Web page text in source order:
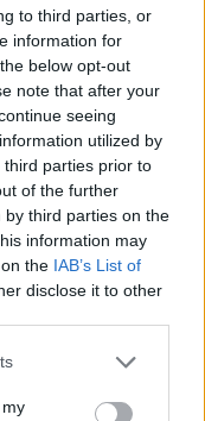
to third parties, or
information for
below opt-out
note that after your
seeing
utilized by
parties prior to
of the further
third parties on the
information may
the IAB’s List of
disclose it to other
or more Google
You may click to
λίγες ώρες
ζητούσε